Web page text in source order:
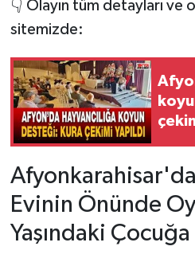
👇 Olayın tüm detayları ve
sitemizde:
Evinin Önünde
Yaşındaki Çocuğa